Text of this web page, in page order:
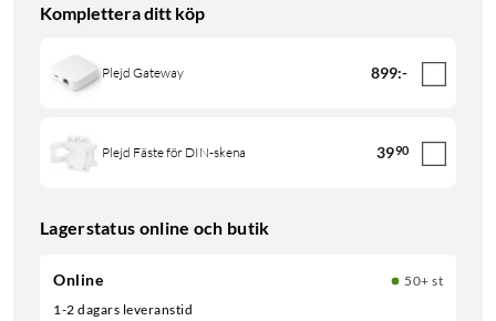
Komplettera ditt köp
Plejd Gateway 899:-
Plejd Fäste för DIN-skena 3990
Lagerstatus online och butik
Online
50+ st
1-2 dagars leveranstid